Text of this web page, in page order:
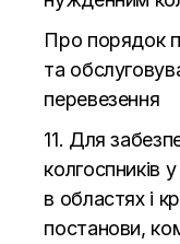
Про порядок
та
перевезення
11. Для
колгоспників у
в областях і
постанови,